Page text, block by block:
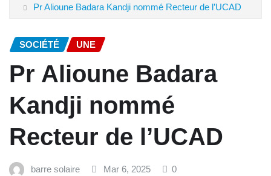
Pr Alioune Badara Kandji nommé Recteur de l’UCAD
SOCIÉTÉ UNE
Pr Alioune Badara
Kandji nommé
Recteur de l’UCAD
barre solaire Mar 6, 2025 0